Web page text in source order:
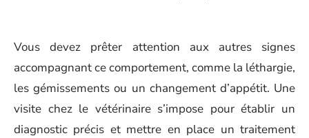
Vous devez prêter attention aux autres signes
accompagnant ce comportement, comme la léthargie,
les gémissements ou un changement d’appétit. Une
visite chez le vétérinaire s’impose pour établir un
diagnostic précis et mettre en place un traitement